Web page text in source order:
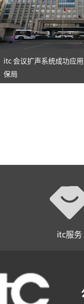
itc 会议扩声系统成功应
保局
itc服务